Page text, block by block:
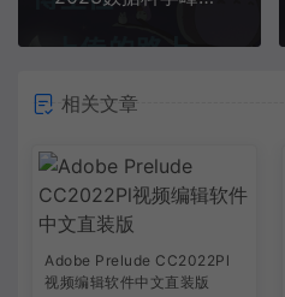
相关文章
Adobe Prelude CC2022Pl
视频编辑软件中文直装版